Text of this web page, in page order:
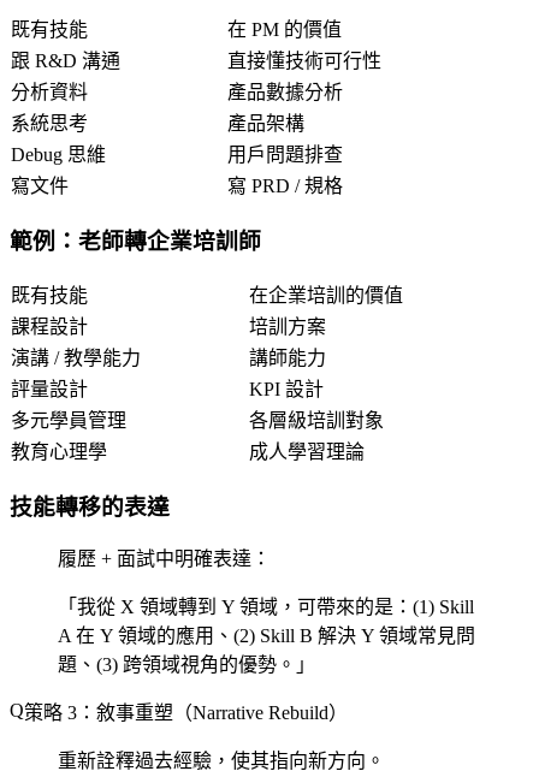
既有技能
在 PM 的價值
跟 R&D 溝通
直接懂技術可行性
分析資料
產品數據分析
系統思考
產品架構
Debug 思維
用戶問題排查
寫文件
寫 PRD / 規格
範例：老師轉企業培訓師
既有技能
在企業培訓的價值
課程設計
培訓方案
演講 / 教學能力
講師能力
評量設計
KPI 設計
多元學員管理
各層級培訓對象
教育心理學
成人學習理論
技能轉移的表達
履歷 + 面試中明確表達：
「我從 X 領域轉到 Y 領域，可帶來的是：(1) Skill
A 在 Y 領域的應用、(2) Skill B 解決 Y 領域常見問
題、(3) 跨領域視角的優勢。」
策略 3：敘事重塑（Narrative Rebuild）
重新詮釋過去經驗，使其指向新方向。